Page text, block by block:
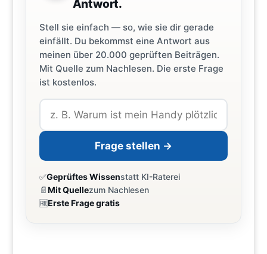
Antwort.
Stell sie einfach — so, wie sie dir gerade
einfällt. Du bekommst eine Antwort aus
meinen über 20.000 geprüften Beiträgen.
Mit Quelle zum Nachlesen. Die erste Frage
ist kostenlos.
Frage stellen →
✅Geprüftes Wissenstatt KI-Raterei
📄Mit Quellezum Nachlesen
🆓Erste Frage gratis